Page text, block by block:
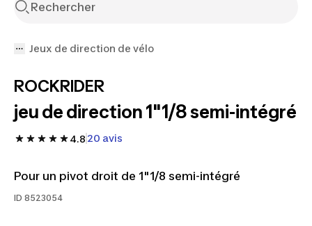
Jeux de direction de vélo
ROCKRIDER
jeu de direction 1"1/8 semi-intégré
4.8 20 avis
Pour un pivot droit de 1"1/8 semi-intégré
ID 8523054